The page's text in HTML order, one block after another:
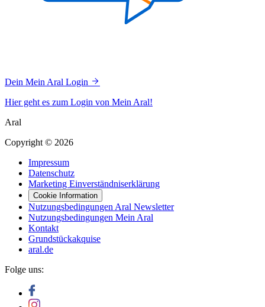
Dein Mein Aral Login
Hier geht es zum Login von Mein Aral!
Aral
Copyright © 2026
Impressum
Datenschutz
Marketing Einverständniserklärung
Cookie Information
Nutzungsbedingungen Aral Newsletter
Nutzungsbedingungen Mein Aral
Kontakt
Grundstückakquise
aral.de
Folge uns: